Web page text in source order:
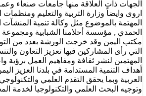
الجهات ذات العلاقة منها جامعات صنعاء
اروى وايضاً وزارة التربية والتعليم ومنظمات
المهتمة بالموضوع مثل وكالة تنمية
الحمدي , مؤسسة أحلامنا الشبابية ومجموعة
مكتب اليمن وقد خرجت الورشة بعدد من
التي رأى المشاركين فيها تعزيز التعاون
المهتمين لنشر ثقافة ومفاهيم العمل برؤية
أهداف التنمية المستدامة في بلدنا العزيز
العربية وبما يحقق التقدم العلمي
وتوجيه البحث العلمي والتكنولوجيا لخدمة